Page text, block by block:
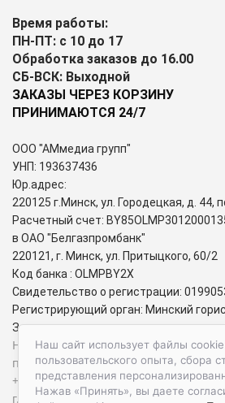
Наш сайт использует файлы
пользовательского опыта, сбора
представления
Нажав «Принять», вы даете
Время работы:
ПН-ПТ: с 10 до 17
Обработка заказов до 16.00
СБ-ВСК: Выходной
ЗАКАЗЫ ЧЕРЕЗ КОРЗИНУ
ПРИНИМАЮТСЯ 24/7
ООО "АМмедиа групп"
УНП: 193637436
Юр.адрес:
220125 г.Минск, ул. Городецкая, д. 44,
Расчетный счет:
в ОАО "Белгазпромбанк"
220121, г. Минск, ул. Притыцкого, 60/2
Код банка : OLMPBY2X
Свидетельство о регистрации:
Регистрирующий орган: Минский
Зарегистрирован в торговом реестре:
Номера городских телефонов
прав потребителей:
+37517-284-39-34 – администрация
г. Минска;